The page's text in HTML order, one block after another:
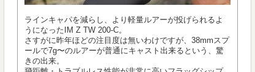
ラインキャパを減らし、より軽量ルアーが投げられるよ
うになったIM Z TW 200-C。
さすがに昨年ほどの注目度は無いわけですが、38mmスプ
ールで7g〜のルアーが普通にキャスト出来るという、驚
きの出来。